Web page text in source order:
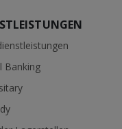
Banking